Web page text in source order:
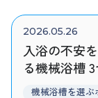
2026.05.26
入浴の不安
機械浴槽を選ぶ